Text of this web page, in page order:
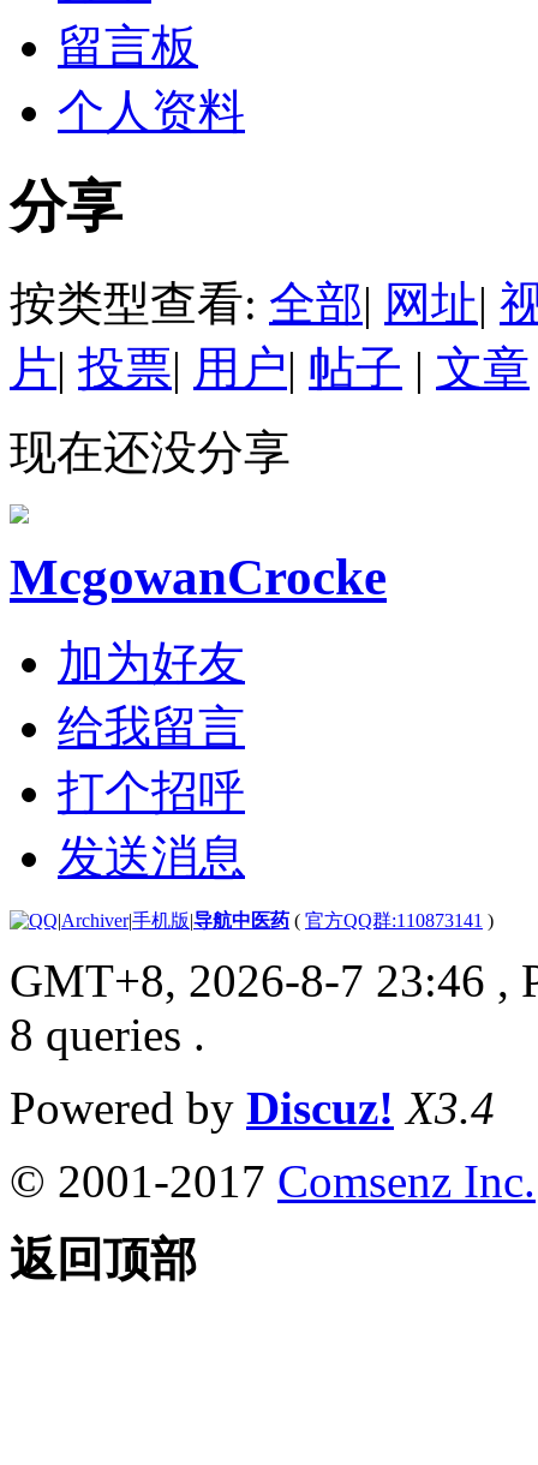
留言板
个人资料
分享
按类型查看: 全部| 网址|
片| 投票| 用户| 帖子 | 文章
现在还没分享
McgowanCrocke
加为好友
给我留言
打个招呼
发送消息
|Archiver|手机版|导航中医药 ( 官方QQ群:110873141 )
GMT+8, 2026-8-7 23:46 ,
8 queries .
Powered by Discuz! X3.4
© 2001-2017 Comsenz Inc.
返回顶部